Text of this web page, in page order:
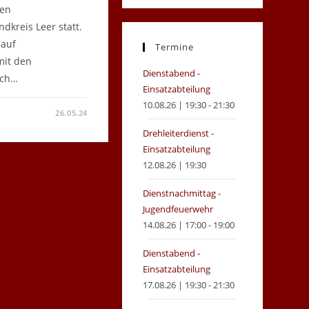
Leer statt.
den
26.05.24
in
new
in
new
Termine
Dienstabend -
Einsatzabteilung
10.08.26 | 19:30 - 21:30
Drehleiterdienst -
Einsatzabteilung
12.08.26 | 19:30
Dienstnachmittag -
Jugendfeuerwehr
14.08.26 | 17:00 - 19:00
Dienstabend -
Einsatzabteilung
17.08.26 | 19:30 - 21:30